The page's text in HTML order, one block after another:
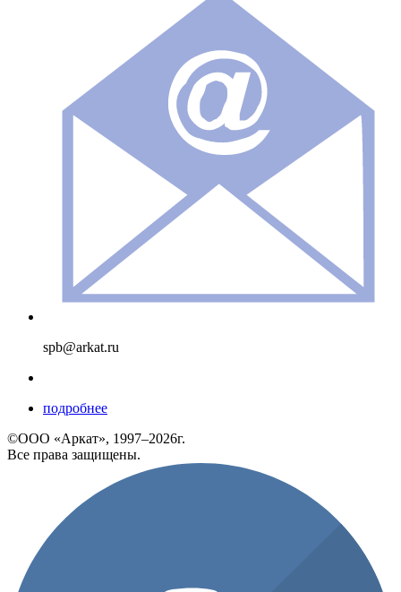
spb@arkat.ru
подробнее
©ООО «Аркат», 1997–2026г.
Все права защищены.